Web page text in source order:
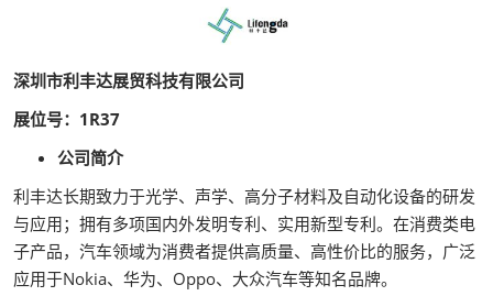
深圳市利丰达展贸科技有限公司
展位号：1R37
公司简介
利丰达长期致力于光学、声学、高分子材料及自动化设备的研发
与应用；拥有多项国内外发明专利、实用新型专利。在消费类电
子产品，汽车领域为消费者提供高质量、高性价比的服务，广泛
应用于Nokia、华为、Oppo、大众汽车等知名品牌。